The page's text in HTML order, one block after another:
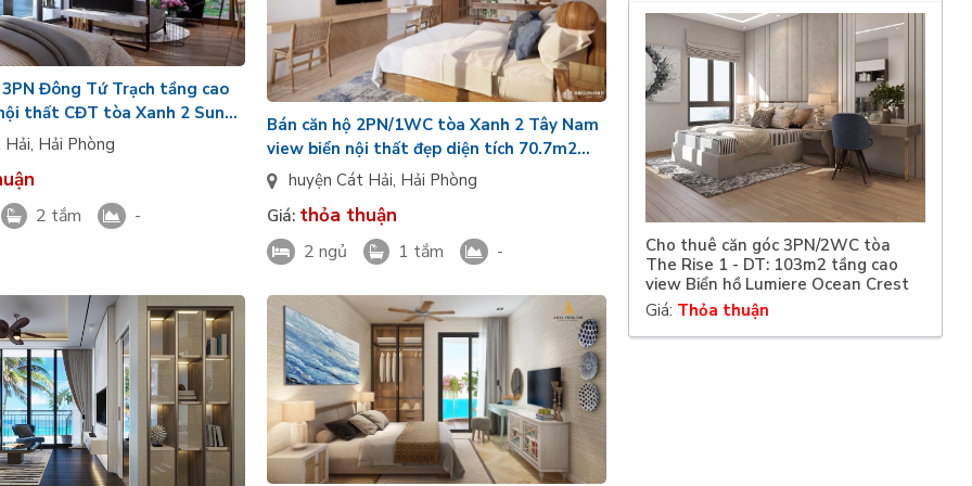
3PN Đông Tứ Trạch tầng cao
thất CĐT tòa Xanh 2 Sun
Hải, Hải Phòng
2 tắm -
Bán căn hộ 2PN/1WC tòa Xanh 2 Tây Nam
view biển nội thất đẹp diện tích 70.7m2
Xanh Island Cát Bà
huyện Cát Hải, Hải Phòng
Giá: thỏa thuận
2 ngủ 1 tắm -
Cho thuê căn góc 3PN/2WC tòa
The Rise 1 - DT: 103m2 tầng cao
view Biển hồ Lumiere Ocean Crest
Giá: Thỏa thuận